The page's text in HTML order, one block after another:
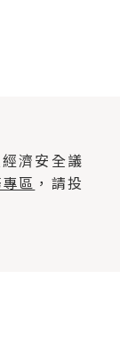
濟安全議
區 ，請投